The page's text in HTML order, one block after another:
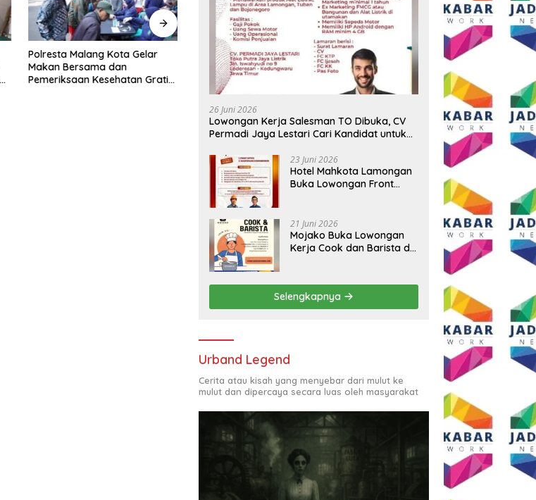
Polresta Malang Kota Gelar
Makan Bersama dan
Pemeriksaan Kesehatan Gratis,
Pengungkapan 17 Kasus, Polres
Malang Ringkus Tiga Pelaku
Pencurian Baterai Tower
Telekomunikasi
Semangat HUT ke-81 RI, AKP
Adik Agus Putrawan:
Kemerdekaan Harus Dijaga
dengan Integritas dan Perang
26 Juni 2026
Lowongan Kerja Salesman TO Dibuka, CV
Permadi Jaya Lestari Cari Kandidat untuk
23 Juni 2026
Hotel Mahkota Lamongan
Buka Lowongan Front
Syaratnya
21 Juni 2026
Mojako Buka Lowongan
Kerja Cook dan Barista di
Selengkapnya
Urband Legend
Cerita atau kisah yang menyebar dari mulut ke
mulut dan dipercaya secara luas oleh masyarakat